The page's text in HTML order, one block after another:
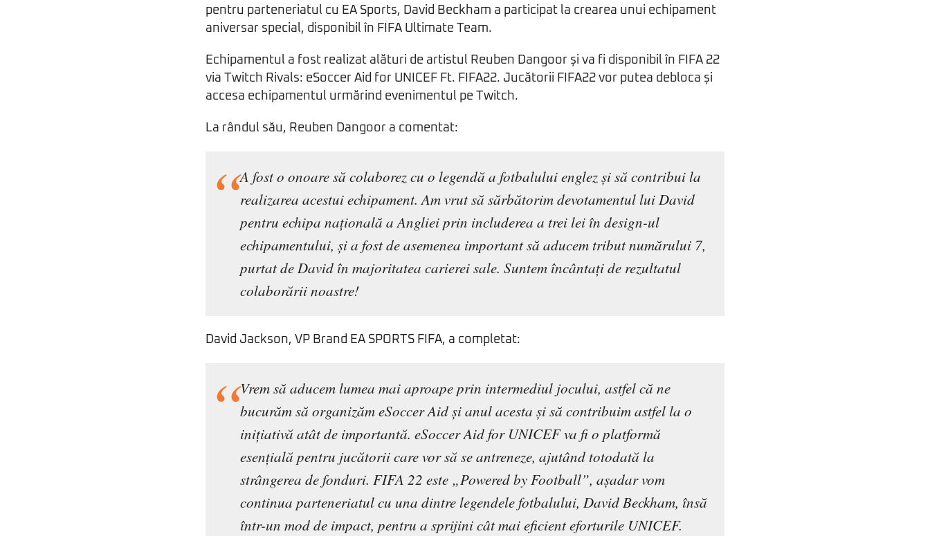
pentru parteneriatul cu EA Sports, David Beckham a participat la crearea unui echipament
aniversar special, disponibil în FIFA Ultimate Team.
Echipamentul a fost realizat alături de artistul Reuben Dangoor și va fi disponibil în FIFA 22
via Twitch Rivals: eSoccer Aid for UNICEF Ft. FIFA22. Jucătorii FIFA22 vor putea debloca și
accesa echipamentul urmărind evenimentul pe Twitch.
La rândul său, Reuben Dangoor a comentat:
A fost o onoare să colaborez cu o legendă a fotbalului englez și să contribui la
realizarea acestui echipament. Am vrut să sărbătorim devotamentul lui David
pentru echipa națională a Angliei prin includerea a trei lei în design-ul
echipamentului, și a fost de asemenea important să aducem tribut numărului 7,
purtat de David în majoritatea carierei sale. Suntem încântați de rezultatul
colaborării noastre!
David Jackson, VP Brand EA SPORTS FIFA, a completat:
Vrem să aducem lumea mai aproape prin intermediul jocului, astfel că ne
bucurăm să organizăm eSoccer Aid și anul acesta și să contribuim astfel la o
inițiativă atât de importantă. eSoccer Aid for UNICEF va fi o platformă
esențială pentru jucătorii care vor să se antreneze, ajutând totodată la
strângerea de fonduri. FIFA 22 este „Powered by Football”, așadar vom
continua parteneriatul cu una dintre legendele fotbalului, David Beckham, însă
într-un mod de impact, pentru a sprijini cât mai eficient eforturile UNICEF.